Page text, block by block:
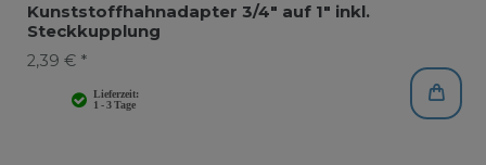
Kunststoffhahnadapter 3/4" auf 1" inkl.
Steckkupplung
2,39 € *